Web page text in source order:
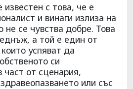
с това, че е
и винаги излиза на
не се чувства добре. Това
а той е един от
успяват да
си
част от сценария,
или със